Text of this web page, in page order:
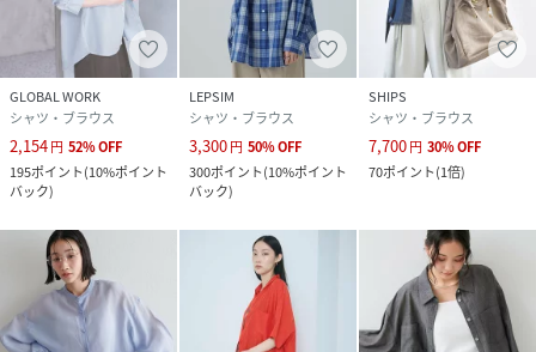
GLOBAL WORK
シャツ・ブラウス
2,154円 52%OFF
195ポイント(10%ポイント
バック)
LEPSIM
シャツ・ブラウス
3,300円 50%OFF
300ポイント(10%ポイント
バック)
SHIPS
シャツ・ブラウス
7,700円 30%OFF
70ポイント(1倍)